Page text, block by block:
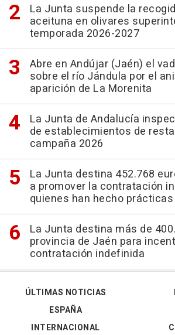
La Junta suspende la
aceituna en olivares
temporada 2026-2027
Abre en Andújar (Jaén) el
sobre el río Jándula por el
aparición de La Morenita
La Junta de Andalucía
de establecimientos de
campaña 2026
La Junta destina 452.768
a promover la contratación
quienes han hecho prácticas
La Junta destina más de
provincia de Jaén para
contratación indefinida
ÚLTIMAS NOTICIAS
ESPAÑA
INTERNACIONAL